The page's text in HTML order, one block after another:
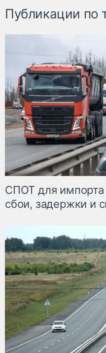
Публикации по
СПОТ для
сбои, задержки и